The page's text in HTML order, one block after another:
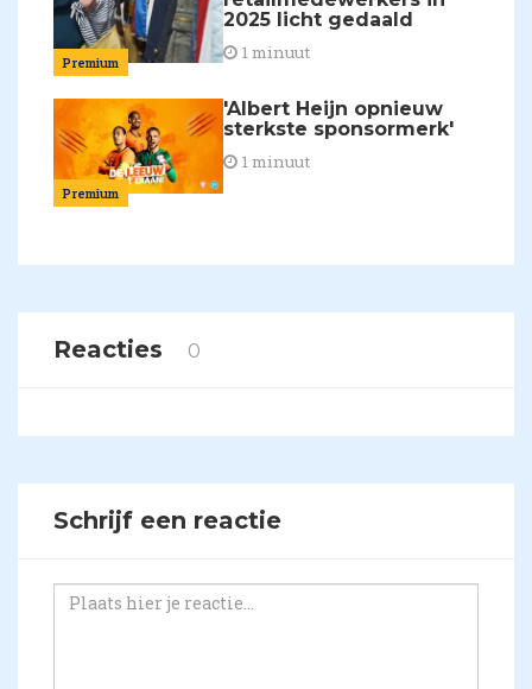
Premium
2025 licht gedaald
1 minuut
Premium
'Albert Heijn opnieuw
sterkste sponsormerk'
1 minuut
Reacties 0
Schrijf een reactie